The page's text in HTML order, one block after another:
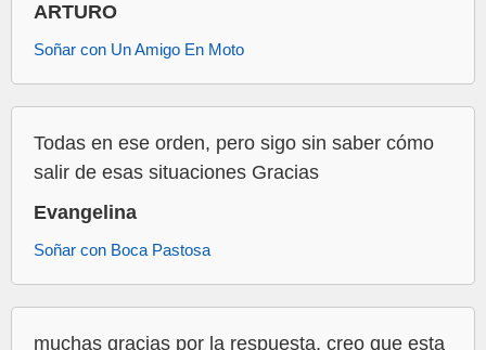
ARTURO
Soñar con Un Amigo En Moto
Todas en ese orden, pero sigo sin saber cómo
salir de esas situaciones Gracias
Evangelina
Soñar con Boca Pastosa
muchas gracias por la respuesta, creo que esta